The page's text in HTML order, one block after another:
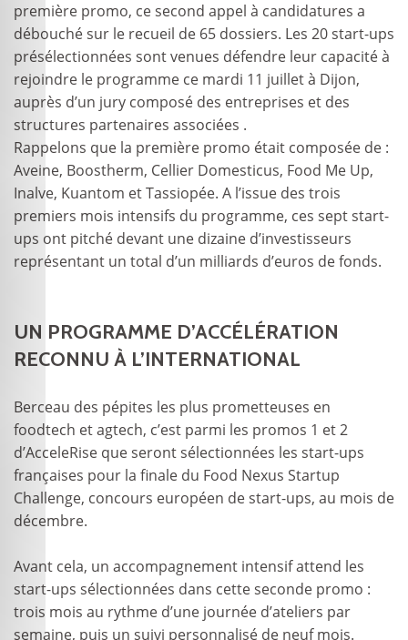
première promo, ce second appel à candidatures a
débouché sur le recueil de 65 dossiers. Les 20 start-ups
présélectionnées sont venues défendre leur capacité à
rejoindre le programme ce mardi 11 juillet à Dijon,
auprès d’un jury composé des entreprises et des
structures partenaires associées .
Rappelons que la première promo était composée de :
Aveine, Boostherm, Cellier Domesticus, Food Me Up,
Inalve, Kuantom et Tassiopée. A l’issue des trois
premiers mois intensifs du programme, ces sept start-
ups ont pitché devant une dizaine d’investisseurs
représentant un total d’un milliards d’euros de fonds.
UN PROGRAMME D’ACCÉLÉRATION
RECONNU À L’INTERNATIONAL
Berceau des pépites les plus prometteuses en
foodtech et agtech, c’est parmi les promos 1 et 2
d’AcceleRise que seront sélectionnées les start-ups
françaises pour la finale du Food Nexus Startup
Challenge, concours européen de start-ups, au mois de
décembre.
Avant cela, un accompagnement intensif attend les
start-ups sélectionnées dans cette seconde promo :
trois mois au rythme d’une journée d’ateliers par
semaine, puis un suivi personnalisé de neuf mois.